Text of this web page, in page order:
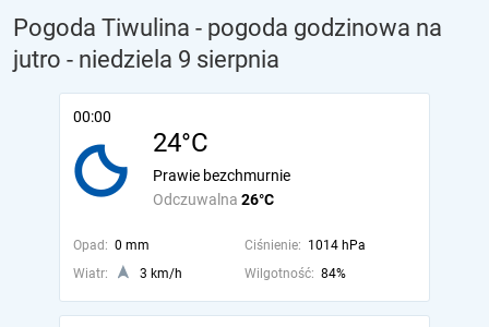
Pogoda Tiwulina - pogoda godzinowa na
jutro - niedziela 9 sierpnia
00:00
24°C
Odczuwalna 26°C
Prawie bezchmurnie
Opad: 0 mm Ciśnienie: 1014 hPa
Wiatr:
3 km/h Wilgotność: 84%